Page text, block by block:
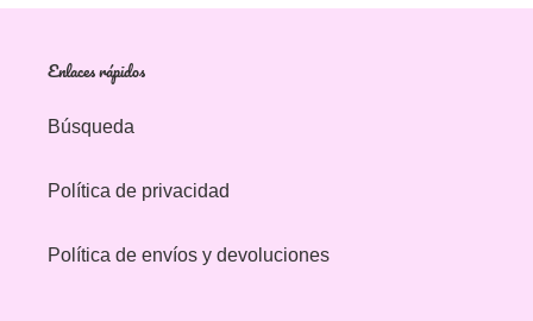
Enlaces rápidos
Búsqueda
Política de privacidad
Política de envíos y devoluciones